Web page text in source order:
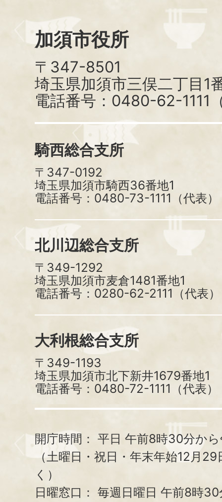
加須市役所
〒347-8501
埼玉県加須市三俣二丁目1
電話番号：0480-62-1111
騎西総合支所
〒347-0192
埼玉県加須市騎西36番地1
電話番号：0480-73-1111（代表）
北川辺総合支所
〒349-1292
埼玉県加須市麦倉1481番地1
電話番号：0280-62-2111（代表）
大利根総合支所
〒349-1193
埼玉県加須市北下新井1679番地1
電話番号：0480-72-1111（代表）
開庁時間： 平日 午前8時30分か
（土曜日・祝日・年末年始12月
く）
日曜窓口： 毎週日曜日 午前8時